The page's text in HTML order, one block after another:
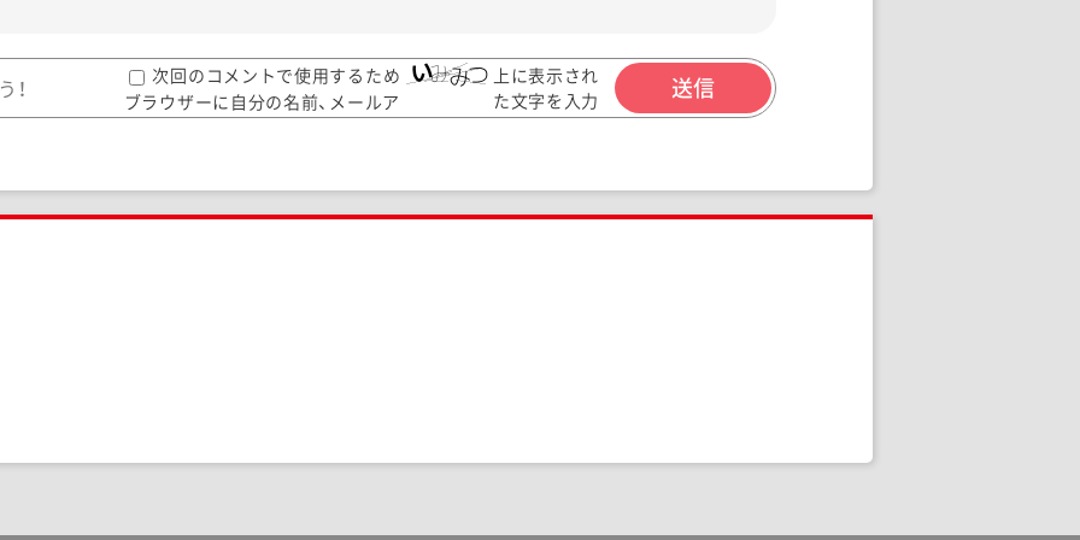
次回のコメントで使用するため
ブラウザーに自分の名前、メールア
ドレス、サイトを保存する。
上に表示され
た文字を入力
してください。